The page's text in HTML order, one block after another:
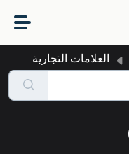
العلامات التجارية